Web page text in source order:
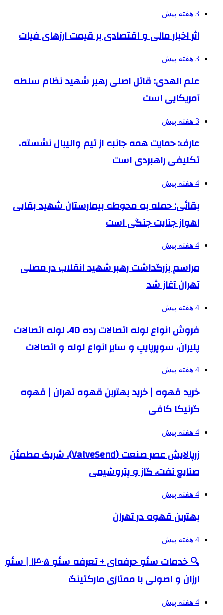
3 هفته پیش
اثر اخبار مالی و اقتصادی بر قیمت ارزهای فیات
3 هفته پیش
علم الهدی: قاتل اصلی رهبر شهید نظام سلطه
آمریکایی است
3 هفته پیش
عارف: حمایت همه جانبه از تیم والیبال نشسته،
تکلیفی راهبردی است
4 هفته پیش
بقائی: حمله به محوطه بیمارستان شهید بقایی
اهواز جنایت جنگی است
4 هفته پیش
مراسم بزرگداشت رهبر شهید انقلاب در مصلی
تهران آغاز شد
4 هفته پیش
فروش انواع لوله اتصالات رده 40، لوله اتصالات
پلیران، سوپرپایپ و سایر انواع لوله و اتصالات
4 هفته پیش
خرید قهوه | خرید بهترین قهوه تهران | قهوه
گرنیکا کافی
4 هفته پیش
زرپالایش عصر صنعت (ValveSend)، شریک مطمئن
صنایع نفت، گاز و پتروشیمی
4 هفته پیش
بهترین قهوه در تهران
4 هفته پیش
🔍 خدمات سئو حرفه‌ای + تعرفه سئو ۱۴۰۵ | سئو
ارزان و اصولی با ممتازی مارکتینگ
4 هفته پیش